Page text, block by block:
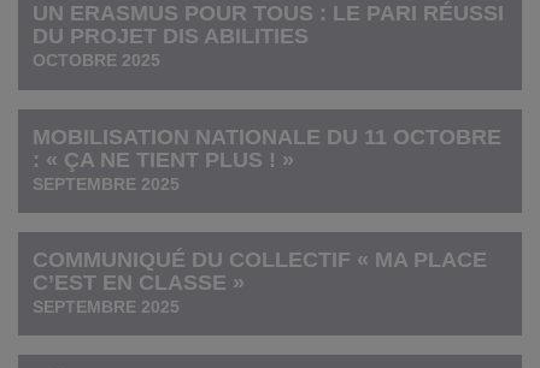
UN ERASMUS POUR TOUS : LE PARI RÉUSSI
DU PROJET DIS ABILITIES
OCTOBRE 2025
MOBILISATION NATIONALE DU 11 OCTOBRE
: « ÇA NE TIENT PLUS ! »
SEPTEMBRE 2025
COMMUNIQUÉ DU COLLECTIF « MA PLACE
C’EST EN CLASSE »
SEPTEMBRE 2025